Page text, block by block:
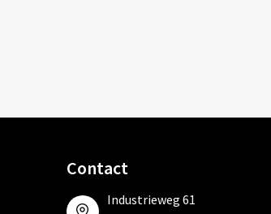
Contact
Industrieweg 61